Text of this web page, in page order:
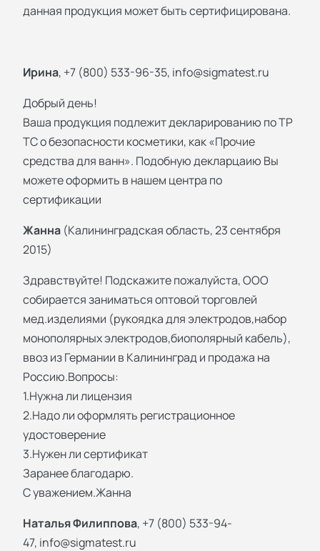
данная продукция может быть сертифицирована.
Ирина, +7 (800) 533-96-35, info@sigmatest.ru
Добрый день!
Ваша продукция подлежит декларированию по ТР
ТС о безопасности косметики, как «Прочие
средства для ванн». Подобную декларцаию Вы
можете оформить в нашем центра по
сертификации
Жанна (Калининградская область, 23 сентября
2015)
Здравствуйте! Подскажите пожалуйста, ООО
собирается заниматься оптовой торговлей
мед.изделиями (рукоядка для электродов,набор
монополярных электродов,биополярный кабель),
ввоз из Германии в Калининград и продажа на
Россию.Вопросы:
1.Нужна ли лицензия
2.Надо ли оформлять регистрационное
удостоверение
3.Нужен ли сертификат
Заранее благодарю.
С уважением.Жанна
Наталья Филиппова, +7 (800) 533-94-
47, info@sigmatest.ru